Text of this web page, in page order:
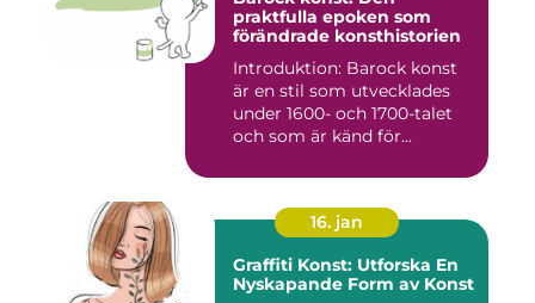
praktfulla epoken som
förändrade konsthistorien
Introduktion: Barock konst
är en stil som utvecklades
under 1600- och 1700-talet
och som är känd för...
16. jan
Graffiti Konst: Utforska En
Nyskapande Form av Konst